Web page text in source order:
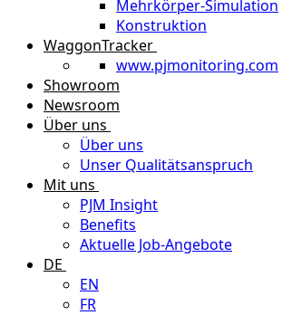
Mehrkörper-Simulation
Konstruktion
WaggonTracker
www.pjmonitoring.com
Showroom
Newsroom
Über uns
Über uns
Unser Qualitätsanspruch
Mit uns
PJM Insight
Benefits
Aktuelle Job-Angebote
DE
EN
FR